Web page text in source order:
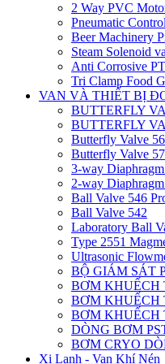
2 Way PVC
Pneumatic
Beer Machinery
Steam Solenoid
Anti Corrosive
Tri Clamp Food
VAN VÀ THIẾT BỊ
BUTTERFLY
BUTTERFLY
Butterfly Valve
Butterfly Valve
3-way
2-way
Ball Valve 546
Ball Valve 542
Laboratory Ball
Type 2551
Ultrasonic
BỘ GIÁM SÁT
BƠM KHUẾCH
BƠM KHUẾCH
BƠM KHUẾCH
DÒNG BƠM
BƠM CRYO
Xi Lanh - Van Khí Nén